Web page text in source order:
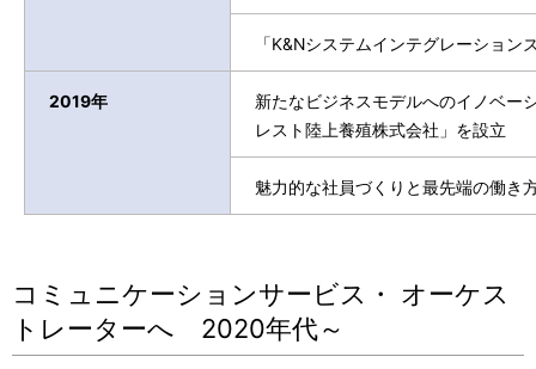
「K&Nシステムインテグレーショ
2019年
新たなビジネスモデルへのイノベー
レスト陸上養殖株式会社」を設立
魅力的な社員づくりと最先端の働き
コミュニケーションサービス・ オーケス
トレーターへ 2020年代～